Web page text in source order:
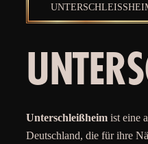
UNTERSCHLEISSHEIM
Unterschleißheim ist eine
Deutschland, die für ihre